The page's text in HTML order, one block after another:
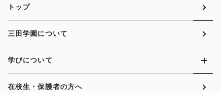
トップ
三田学園について
学びについて
在校生・保護者の方へ